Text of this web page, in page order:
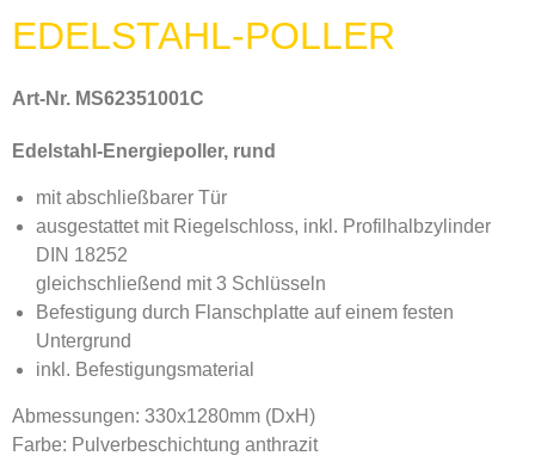
EDELSTAHL-POLLER
Art-Nr. MS62351001C
Edelstahl-Energiepoller, rund
mit abschließbarer Tür
ausgestattet mit Riegelschloss, inkl. Profilhalbzylinder
DIN 18252
gleichschließend mit 3 Schlüsseln
Befestigung durch Flanschplatte auf einem festen
Untergrund
inkl. Befestigungsmaterial
Abmessungen: 330x1280mm (DxH)
Farbe: Pulverbeschichtung anthrazit